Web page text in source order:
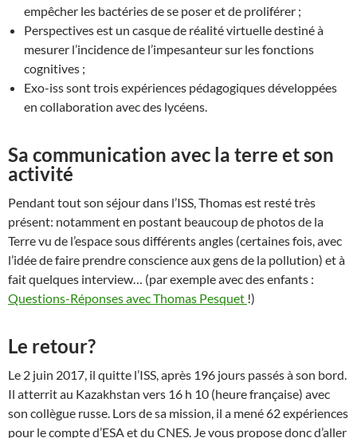
empêcher les bactéries de se poser et de proliférer ;
Perspectives est un casque de réalité virtuelle destiné à
mesurer l’incidence de l’impesanteur sur les fonctions
cognitives ;
Exo-iss sont trois expériences pédagogiques développées
en collaboration avec des lycéens.
Sa communication avec la terre et son
activité
Pendant tout son séjour dans l’ISS, Thomas est resté très
présent: notamment en postant beaucoup de photos de la
Terre vu de l’espace sous différents angles (certaines fois, avec
l’idée de faire prendre conscience aux gens de la pollution) et à
fait quelques interview… (par exemple avec des enfants :
Questions-Réponses avec Thomas Pesquet !)
Le retour?
Le 2 juin 2017, il quitte l’ISS, après 196 jours passés à son bord.
Il atterrit au Kazakhstan vers 16 h 10 (heure française) avec
son collègue russe. Lors de sa mission, il a mené 62 expériences
pour le compte d’ESA et du CNES. Je vous propose donc d’aller